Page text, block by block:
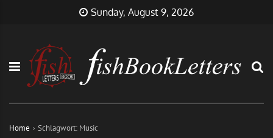
Sunday, August 9, 2026
Home Schlagwort: Music